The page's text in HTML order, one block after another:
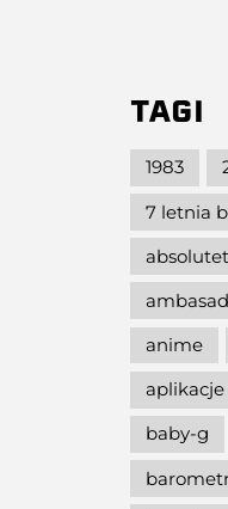
TAGI
1983
7 letnia
anime
baby-g